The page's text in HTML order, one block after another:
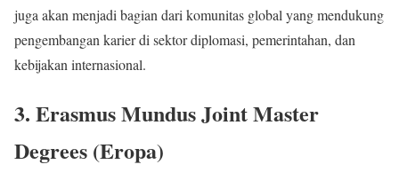
juga akan menjadi bagian dari komunitas global yang mendukung
pengembangan karier di sektor diplomasi, pemerintahan, dan
kebijakan internasional.
3. Erasmus Mundus Joint Master
Degrees (Eropa)